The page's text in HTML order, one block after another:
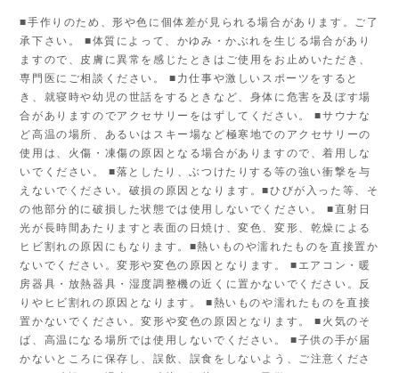
■手作りのため、形や色に個体差が見られる場合があります。ご了
承下さい。 ■体質によって、かゆみ・かぶれを生じる場合があり
ますので、皮膚に異常を感じたときはご使用をお止めいただき、
専門医にご相談ください。 ■力仕事や激しいスポーツをすると
き、就寝時や幼児の世話をするときなど、身体に危害を及ぼす場
合がありますのでアクセサリーをはずしてください。 ■サウナな
ど高温の場所、あるいはスキー場など極寒地でのアクセサリーの
使用は、火傷・凍傷の原因となる場合がありますので、着用しな
いでください。 ■落としたり、ぶつけたりする等の強い衝撃を与
えないでください。破損の原因となります。■ひびが入った等、そ
の他部分的に破損した状態では使用しないでください。 ■直射日
光が長時間あたりますと表面の日焼け、変色、変形、乾燥による
ヒビ割れの原因にもなります。■熱いものや濡れたものを直接置か
ないでください。変形や変色の原因となります。 ■エアコン・暖
房器具・放熱器具・湿度調整機の近くに置かないでください。反
りやヒビ割れの原因となります。 ■熱いものや濡れたものを直接
置かないでください。変形や変色の原因となります。 ■火気のそ
ば、高温になる場所では使用しないでください。 ■子供の手が届
かないところに保存し、誤飲、誤食をしないよう、ご注意くださ